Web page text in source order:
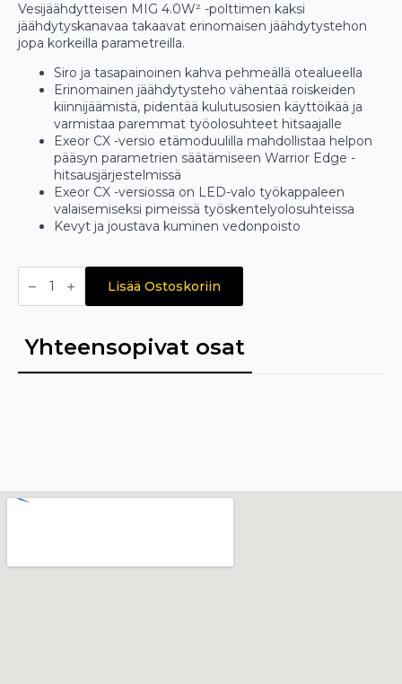
Vesijäähdytteisen MIG 4.0W² -polttimen kaksi
jäähdytyskanavaa takaavat erinomaisen jäähdytystehon
jopa korkeilla parametreilla.
Siro ja tasapainoinen kahva pehmeällä otealueella
Erinomainen jäähdytysteho vähentää roiskeiden
kiinnijäämistä, pidentää kulutusosien käyttöikää ja
varmistaa paremmat työolosuhteet hitsaajalle
Exeor CX -versio etämoduulilla mahdollistaa helpon
pääsyn parametrien säätämiseen Warrior Edge -
hitsausjärjestelmissä
Exeor CX -versiossa on LED-valo työkappaleen
valaisemiseksi pimeissä työskentelyolosuhteissa
Kevyt ja joustava kuminen vedonpoisto
ESAB
EXEOR
4.0W²
määrä
Lisää Ostoskoriin
Yhteensopivat osat